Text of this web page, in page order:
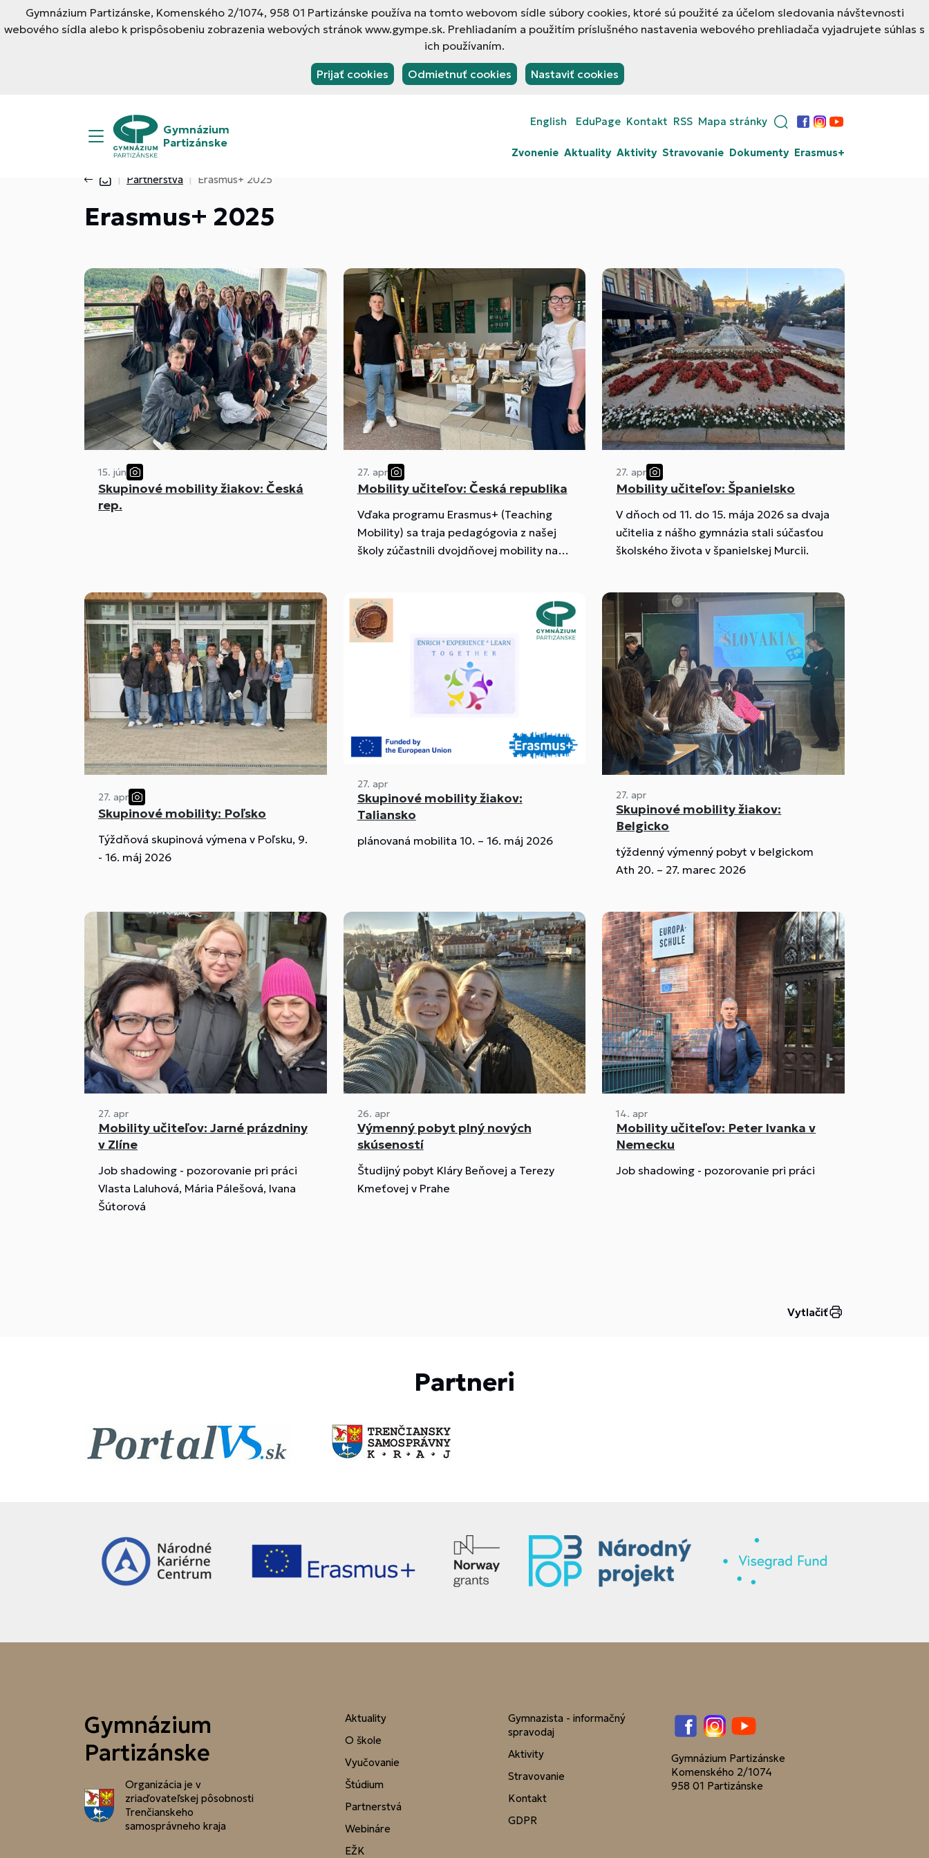
Gymnázium Partizánske, Komenského 2/1074, 958 01 Partizánske používa na tomto webovom sídle súbory cookies, ktoré sú použité za účelom sledovania návštevnosti
webového sídla alebo k prispôsobeniu zobrazenia webových stránok www.gympe.sk. Prehliadaním a použitím príslušného nastavenia webového prehliadača vyjadrujete súhlas s
ich používaním.
Prijať cookies Odmietnuť cookies Nastaviť cookies
Gymnázium
Partizánske
English EduPage Kontakt RSS Mapa stránky
Facebook
Instagram
YouTube
Zvonenie Aktuality Aktivity Stravovanie Dokumenty Erasmus+
Partnerstvá Erasmus+ 2025
Erasmus+ 2025
15. jún
Skupinové mobility žiakov: Česká
rep.
27. apr
Mobility učiteľov: Česká republika
Vďaka programu Erasmus+ (Teaching
Mobility) sa traja pedagógovia z našej
školy zúčastnili dvojdňovej mobility na
27. apr
Mobility učiteľov: Španielsko
V dňoch od 11. do 15. mája 2026 sa dvaja
učitelia z nášho gymnázia stali súčasťou
školského života v španielskej Murcii.
27. apr
Skupinové mobility: Poľsko
Týždňová skupinová výmena v Poľsku, 9.
- 16. máj 2026
27. apr
Skupinové mobility žiakov:
Taliansko
plánovaná mobilita 10. – 16. máj 2026
27. apr
Skupinové mobility žiakov:
Belgicko
týždenný výmenný pobyt v belgickom
Ath 20. – 27. marec 2026
27. apr
Mobility učiteľov: Jarné prázdniny
v Zlíne
Job shadowing - pozorovanie pri práci
Vlasta Laluhová, Mária Pálešová, Ivana
Šútorová
26. apr
Výmenný pobyt plný nových
skúseností
Študijný pobyt Kláry Beňovej a Terezy
Kmeťovej v Prahe
14. apr
Mobility učiteľov: Peter Ivanka v
Nemecku
Job shadowing - pozorovanie pri práci
Vytlačiť
Partneri
Gymnázium
Partizánske
Organizácia je v
zriaďovateľskej pôsobnosti
Trenčianskeho
samosprávneho kraja
Aktuality
O škole
Vyučovanie
Štúdium
Partnerstvá
Webináre
EŽK
Gymnazista - informačný
spravodaj
Aktivity
Stravovanie
Kontakt
GDPR
FacebookInstagramYouTube
Gymnázium Partizánske
Komenského 2/1074
958 01 Partizánske